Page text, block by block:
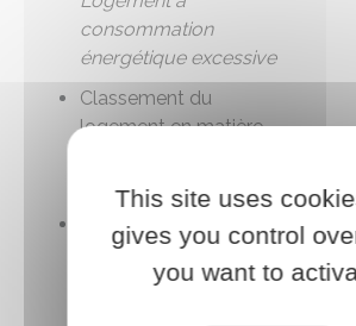
consommation
énergétique excessive
Classement du
logement en matière
effet de serre
Montant des dépenses
théoriques de chauffage
(et l'année de référence
This site uses
gives you control
you want to